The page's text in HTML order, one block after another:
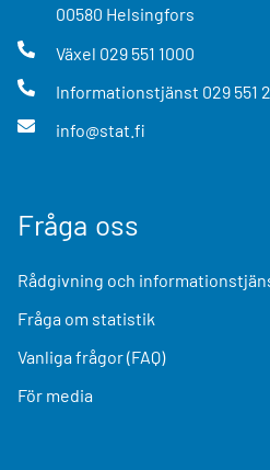
00580 Helsingfors
Växel 029 551 1000
Informationstjänst 029 551
info@stat.fi
Fråga oss
Rådgivning och
Fråga om statistik
Vanliga frågor (FAQ)
För media